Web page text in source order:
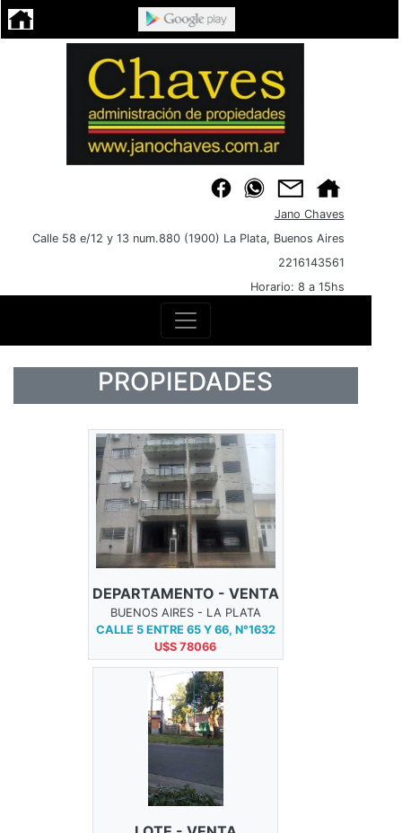
Jano Chaves
Calle 58 e/12 y 13 num.880 (1900) La Plata, Buenos Aires
2216143561
Horario: 8 a 15hs
PROPIEDADES
DEPARTAMENTO - VENTA
BUENOS AIRES - LA PLATA
CALLE 5 ENTRE 65 Y 66, N°1632
U$S 78066